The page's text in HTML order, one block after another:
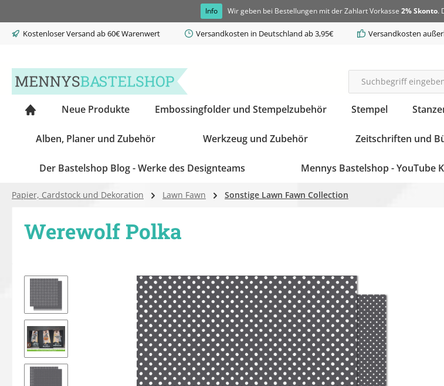
Info Wir geben bei Bestellungen mit der Zahlart Vorkasse 2% Skonto.
Kostenloser Versand ab 60€ Warenwert Versandkosten in Deutschland ab 3,95€ Versandkosten
Neue Produkte Embossingfolder und Stempelzubehör Stempel
Alben, Planer und Zubehör Werkzeug und Zubehör Zeitschriften und
Der Bastelshop Blog - Werke des Designteams Mennys Bastelshop - YouTube
Papier, Cardstock und Dekoration Lawn Fawn Sonstige Lawn Fawn Collection
Werewolf Polka
Bildergalerie überspringen